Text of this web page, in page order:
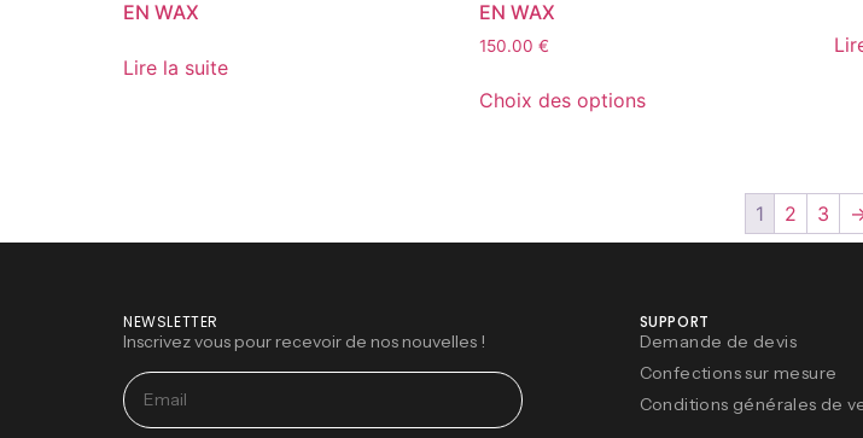
EN WAX
Lire la suite
EN WAX
150.00 €
Choix des options
1 2 3
NEWSLETTER
Inscrivez vous pour recevoir de nos nouvelles !
SUPPORT
Demande de devis
Confections sur mesure
Conditions générales de